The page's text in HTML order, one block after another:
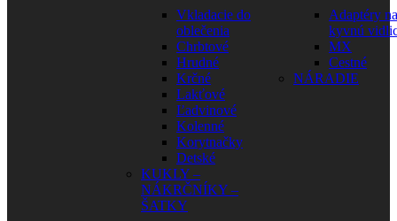
Vkladacie do
oblečenia
Chrbtové
Hrudné
Krčné
Lakťové
Ľadvinové
Kolenné
Korytnačky
Detské
KUKLY –
NÁKRČNÍKY –
ŠATKY
Adaptéry na
kyvnú
MX
Cestné
NÁRADIE